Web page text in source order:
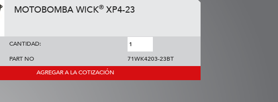
MOTOBOMBA WICK® XP4-23
CANTIDAD:
PART NO
71WK4203-23BT
AGREGAR A LA COTIZACIÓN